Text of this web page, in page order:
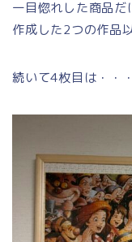
一目惚れした商品
作成した2つの作品
続いて4枚目は・・・